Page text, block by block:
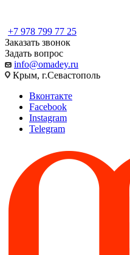
+7 978 799 77 25
Заказать звонок
Задать вопрос
info@omadey.ru
Крым, г.Севастополь
Вконтакте
Facebook
Instagram
Telegram